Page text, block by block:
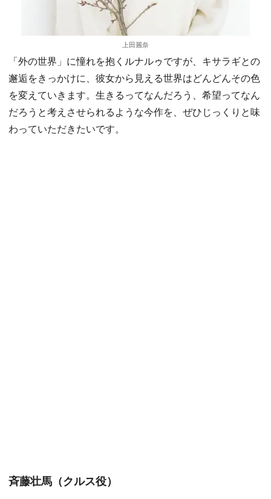
上田麗奈
「外の世界」に憧れを抱くルナルゥですが、キサラギとの
邂逅をきっかけに、彼女から見える世界はどんどんその色
を変えていきます。生きるってなんだろう、希望ってなん
だろうと考えさせられるような今作を、ぜひじっくりと味
わっていただきたいです。
斉藤壮馬（クルス役）